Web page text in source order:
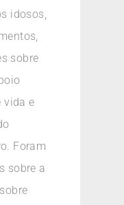
idosos,
sobre
vida e
Foram
sobre a